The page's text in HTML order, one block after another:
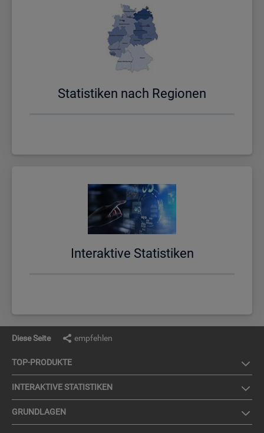
Sta­tis­ti­ken nach Re­gio­nen
In­ter­ak­ti­ve Sta­tis­ti­ken
Diese Seite empfehlen
TOP-PRO­DUK­TE
IN­TER­AK­TI­VE STA­TIS­TI­KEN
GRUND­LA­GEN